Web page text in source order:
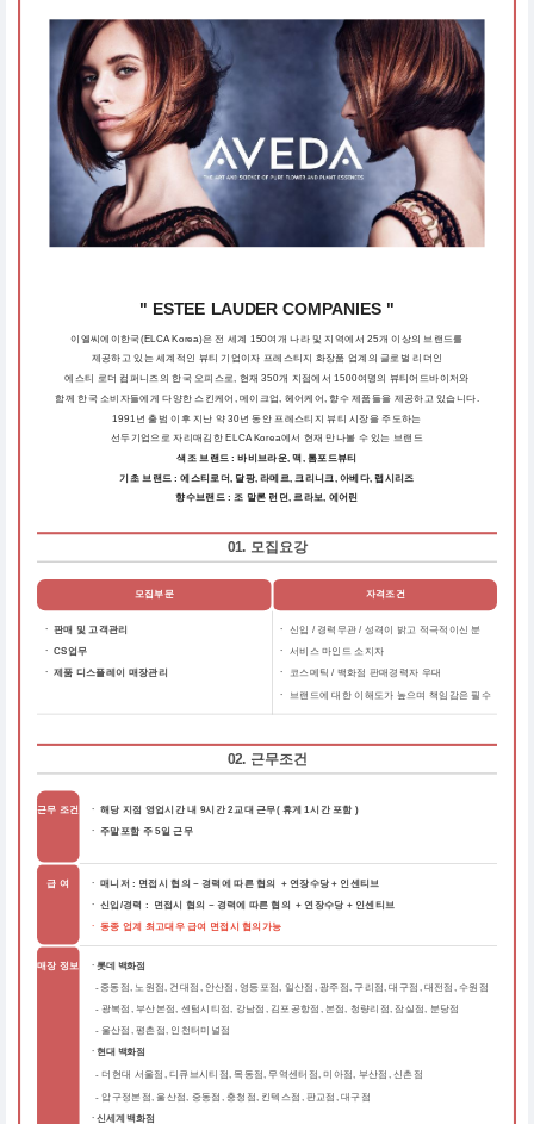
" ESTEE LAUDER COMPANIES "
이엘씨에이한국(ELCA Korea)은 전 세계 150여개 나라 및 지역에서 25개 이상의 브랜드를
제공하고 있는 세계적인 뷰티 기업이자 프레스티지 화장품 업계의 글로벌 리더인
에스티 로더 컴퍼니즈의 한국 오피스로, 현재 350개 지점에서 1500여명의 뷰티어드바이저와
함께 한국 소비자들에게 다양한 스킨케어, 메이크업, 헤어케어, 향수 제품들을 제공하고 있습니다.
1991년 출범 이후 지난 약 30년 동안 프레스티지 뷰티 시장을 주도하는
선두기업으로 자리매김한 ELCA Korea에서 현재 만나볼 수 있는 브랜드
색조 브랜드 : 바비브라운, 맥, 톰포드뷰티
기초 브랜드 : 에스티로더, 달팡, 라메르, 크리니크, 아베다, 랩시리즈
향수브랜드 : 조 말론 런던, 르라보, 에어린
01. 모집요강
모집부문 자격조건
ㆍ 판매 및 고객관리
ㆍ CS업무
ㆍ 제품 디스플레이 매장관리
ㆍ 신입 / 경력무관 / 성격이 밝고 적극적이신 분
ㆍ
서비스 마인드 소지자
ㆍ
코스메틱 / 백화점 판매경력자 우대
ㆍ 브랜드에 대한 이해도가 높으며 책임감은 필수
02. 근무조건
근무 조건 ㆍ 해당 지점 영업시간 내 9시간 2교대 근무( 휴게 1시간 포함 )
ㆍ 주말포함 주 5일 근무
급 여
ㆍ 매니저 : 면접시 협의 ~ 경력에 따른 협의 + 연장수당 + 인센티브
ㆍ 신입/경력 : 면접시 협의 ~ 경력에 따른 협의 + 연장수당 + 인센티브
ㆍ 동종 업계 최고대우 급여 면접시 협의가능
매장 정보 ㆍ롯데 백화점
-중동점, 노원점, 건대점, 안산점, 영등포점, 일산점, 광주점, 구리점, 대구점, 대전점, 수원점
- 광복점, 부산본점, 센텀시티점, 강남점, 김포공항점, 본점, 청량리점, 잠실점, 분당점
- 울산점, 평촌점, 인천터미널점
ㆍ현대 백화점
- 더현대 서울점, 디큐브시티점, 목동점, 무역센터점, 미아점, 부산점, 신촌점
- 압구정본점, 울산점, 중동점, 충청점, 킨텍스점, 판교점, 대구점
ㆍ신세계 백화점